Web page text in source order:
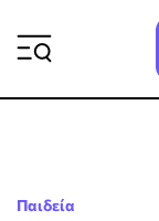
Παιδεία